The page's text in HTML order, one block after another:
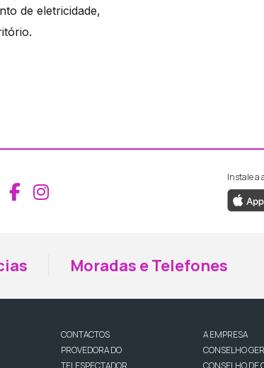
de eletricidade,
Aceder ao Facebook da RTP
Aceder ao Instagram da
Instale a
Moradas e Telefones
CONTACTOS
PROVEDORA DO
A EMPRESA
CONSELHO